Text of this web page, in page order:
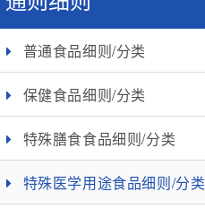
普通食品细则/分类
保健食品细则/分类
特殊膳食食品细则/分类
特殊医学用途食品细则/分类